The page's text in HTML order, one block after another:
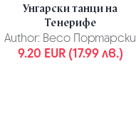
Унгарски танци на
Тенерифе
Author: Весо Портарски
9.20 EUR (17.99 лв.)